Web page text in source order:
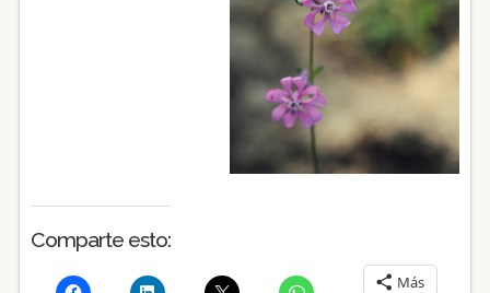
Comparte esto:
Más